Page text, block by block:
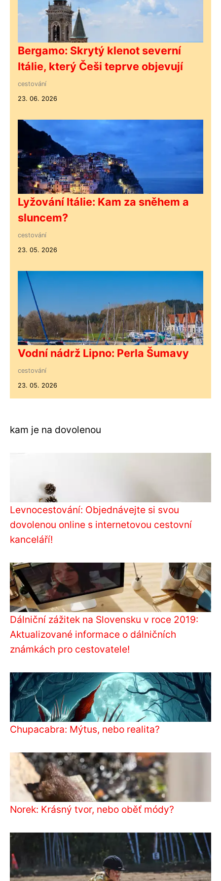
Bergamo: Skrytý klenot severní
Itálie, který Češi teprve objevují
cestování
23. 06. 2026
Lyžování Itálie: Kam za sněhem a
sluncem?
cestování
23. 05. 2026
Vodní nádrž Lipno: Perla Šumavy
cestování
23. 05. 2026
kam je na dovolenou
Levnocestování: Objednávejte si svou
dovolenou online s internetovou cestovní
kanceláří!
Dálniční zážitek na Slovensku v roce 2019:
Aktualizované informace o dálničních
známkách pro cestovatele!
Chupacabra: Mýtus, nebo realita?
Norek: Krásný tvor, nebo oběť módy?